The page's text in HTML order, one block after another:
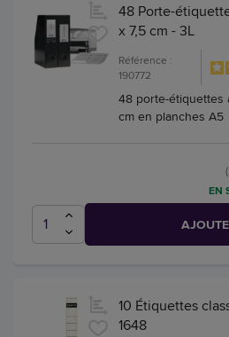
48 Porte-
x 7,5 cm - 3L
Référence :
190772
48 porte-étiquettes
cm en planches A5
EN
10 Étiquettes
1648